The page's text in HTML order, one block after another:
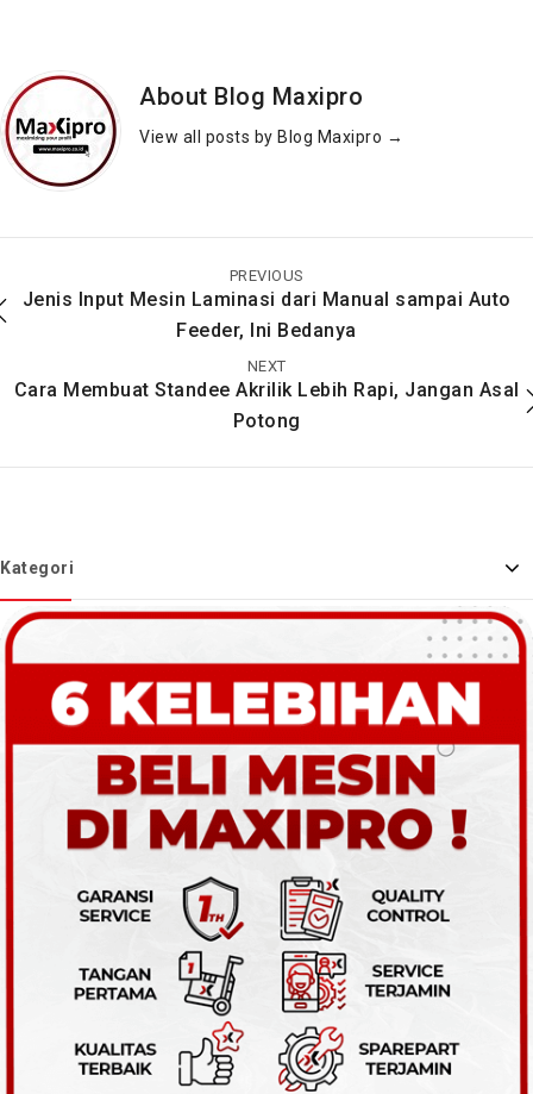
Pemotong Kertas
Miring / Tidak Presisi
About Blog Maxipro
View all posts by Blog Maxipro →
PREVIOUS
Jenis Input Mesin Laminasi dari Manual sampai Auto
Feeder, Ini Bedanya
NEXT
Cara Membuat Standee Akrilik Lebih Rapi, Jangan Asal
Potong
Kategori